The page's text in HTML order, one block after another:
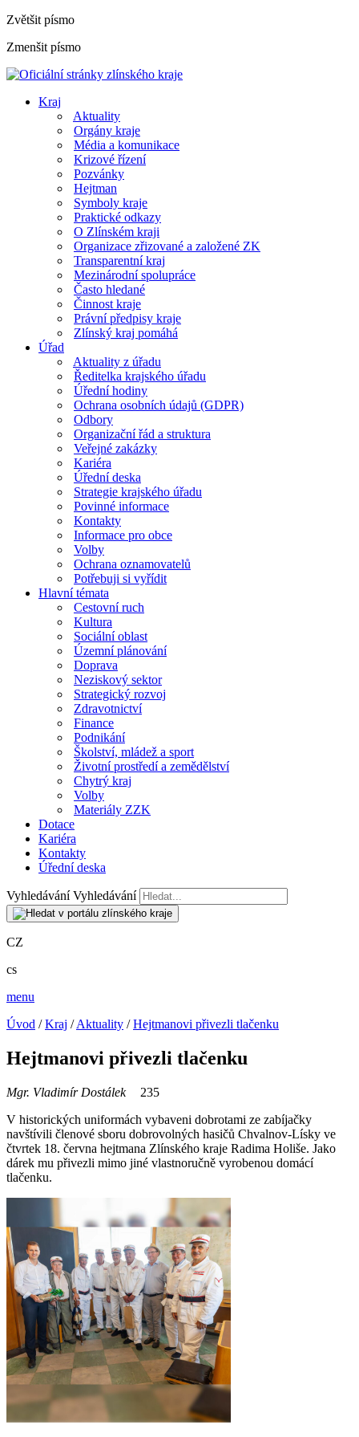
Zvětšit písmo
Zmenšit písmo
Kraj
Aktuality
Orgány kraje
Média a komunikace
Krizové řízení
Pozvánky
Hejtman
Symboly kraje
Praktické odkazy
O Zlínském kraji
Organizace zřizované a založené ZK
Transparentní kraj
Mezinárodní spolupráce
Často hledané
Činnost kraje
Právní předpisy kraje
Zlínský kraj pomáhá
Úřad
Aktuality z úřadu
Ředitelka krajského úřadu
Úřední hodiny
Ochrana osobních údajů (GDPR)
Odbory
Organizační řád a struktura
Veřejné zakázky
Kariéra
Úřední deska
Strategie krajského úřadu
Povinné informace
Kontakty
Informace pro obce
Volby
Ochrana oznamovatelů
Potřebuji si vyřídit
Hlavní témata
Cestovní ruch
Kultura
Sociální oblast
Územní plánování
Doprava
Neziskový sektor
Strategický rozvoj
Zdravotnictví
Finance
Podnikání
Školství, mládež a sport
Životní prostředí a zemědělství
Chytrý kraj
Volby
Materiály ZZK
Dotace
Kariéra
Kontakty
Úřední deska
Vyhledávání Vyhledávání
CZ
cs
menu
Úvod /Kraj /Aktuality /Hejtmanovi přivezli tlačenku
Hejtmanovi přivezli tlačenku
Mgr. Vladimír Dostálek
235
V historických uniformách vybaveni dobrotami ze zabíjačky
navštívili členové sboru dobrovolných hasičů Chvalnov-Lísky ve
čtvrtek 18. června hejtmana Zlínského kraje Radima Holiše. Jako
dárek mu přivezli mimo jiné vlastnoručně vyrobenou domácí
tlačenku.